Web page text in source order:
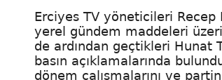
Erciyes TV yöneticileri
yerel gündem maddeleri
de ardından geçtikleri Hunat
basın açıklamalarında
dönem çalışmalarını ve